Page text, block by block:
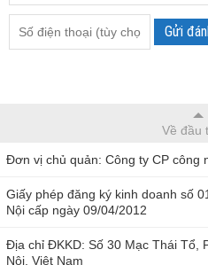
Gửi
Về đầu
Đơn vị chủ quản: Công ty CP công
Giấy phép đăng ký kinh doanh số
Nội cấp ngày 09/04/2012
Địa chỉ ĐKKD: Số 30 Mạc Thái Tổ,
Nội, Việt Nam